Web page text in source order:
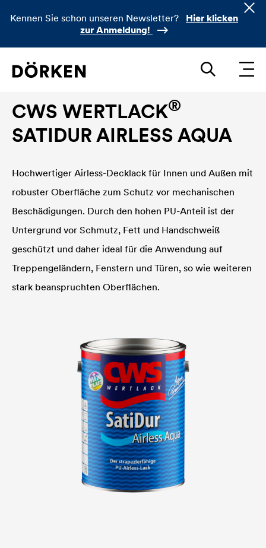
Kennen Sie schon unseren Newsletter?
Hier klicken
zur Anmeldung!
CWS WERTLACK®
SATIDUR AIRLESS AQUA
Hochwertiger Airless-Decklack für Innen und Außen mit
robuster Oberfläche zum Schutz vor mechanischen
Beschädigungen. Durch den hohen PU-Anteil ist der
Untergrund vor Schmutz, Fett und Handschweiß
geschützt und daher ideal für die Anwendung auf
Treppengeländern, Fenstern und Türen, so wie weiteren
stark beanspruchten Oberflächen.